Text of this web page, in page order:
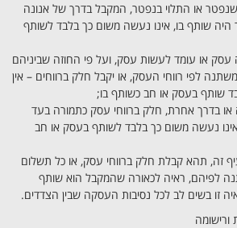
שנפטר או התלוי בנפטר, המקבל בדרך של אנונה
שותף בו, אינו נעשה משום כך בלבד לשותף
עסק או עומד לעשות עסק, ועל פי החוזה שביניהם
לפי רווחי העסק, או יקבל חלק ברווחים – אין
שותף בעסק או חב כשותף בו;
או בדרך אחרת, חלק ברווחי עסק כתמורה בעד
נעשה משום כך בלבד לשותף בעסק או חב
זה, תהא קבלת חלק ברווחי עסק, או כל תשלום
לפיהם, ראיה לכאורה שהמקבל הוא שותף
זו בשים לב לכל נסיבות העסקה שבין הצדדים.